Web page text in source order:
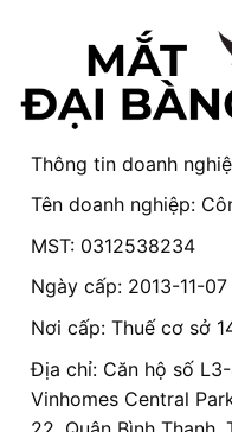
Thông tin doanh
Tên doanh nghiệp:
MST: 0312538234
Ngày cấp: 2013-11-07
Nơi cấp: Thuế cơ sở
Địa chỉ: Căn hộ số
Vinhomes Central